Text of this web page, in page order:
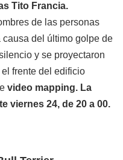
Tito Francia.
de las personas
del último golpe de
y se proyectaron
frente del edificio
video mapping. La
viernes 24, de 20 a 00.